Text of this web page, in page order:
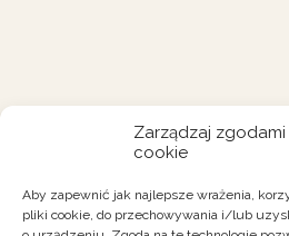
Zarządzaj
cookie
Aby zapewnić jak najlepsze wrażenia,
pliki cookie, do przechowywania i/lub